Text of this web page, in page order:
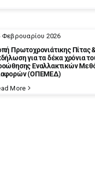
Πρωτοχρονιάτικης Πίτας
για τα δέκα χρόνια
Εναλλακτικών
(ΟΠΕΜΕΔ)
Φεβρουαρίου 2026
More